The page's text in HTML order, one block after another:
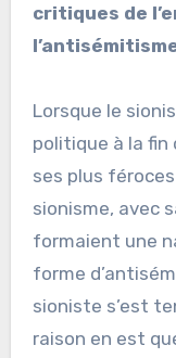
critiques de
Lorsque le
politique à la fin
ses plus
sionisme, avec
formaient une
forme
sioniste s’est
raison en est